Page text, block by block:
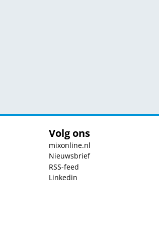
Volg ons
mixonline.nl
Nieuwsbrief
RSS-feed
Linkedin